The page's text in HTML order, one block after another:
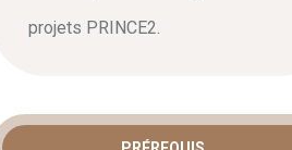
projets PRINCE2.